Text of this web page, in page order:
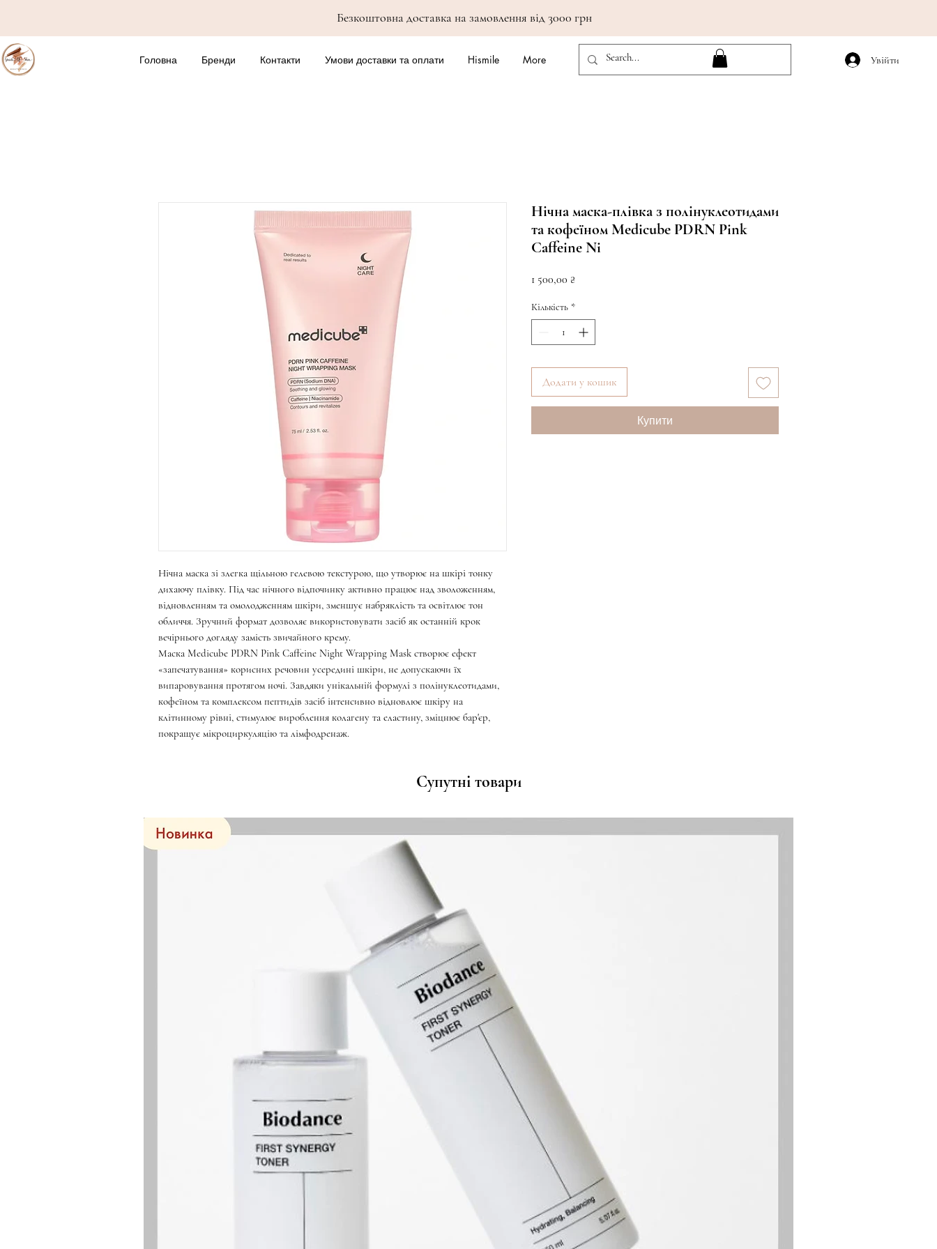
Безкоштовна доставка на замовлення від 3000 грн
Головна Бренди Контакти Умови доставки та оплати Hismile More Увійти
Супутні товари
Нічна маска зі злегка щільною гелевою текстурою, що утворює на шкірі тонку
дихаючу плівку. Під час нічного відпочинку активно працює над зволоженням,
відновленням та омолодженням шкіри, зменшує набряклість та освітлює тон
обличчя. Зручний формат дозволяє використовувати засіб як останній крок
вечірнього догляду замість звичайного крему.
Маска Medicube PDRN Pink Caffeine Night Wrapping Mask створює ефект
«запечатування» корисних речовин усередині шкіри, не допускаючи їх
випаровування протягом ночі. Завдяки унікальній формулі з полінуклеотидами,
кофеїном та комплексом пептидів засіб інтенсивно відновлює шкіру на
клітинному рівні, стимулює вироблення колагену та еластину, зміцнює бар'єр,
покращує мікроциркуляцію та лімфодренаж.
Нічна маска-плівка з полінуклеотидами
та кофеїном Medicube PDRN Pink
Caffeine Ni
1 500,00 ₴
Кількість *
Додати у кошик
Купити